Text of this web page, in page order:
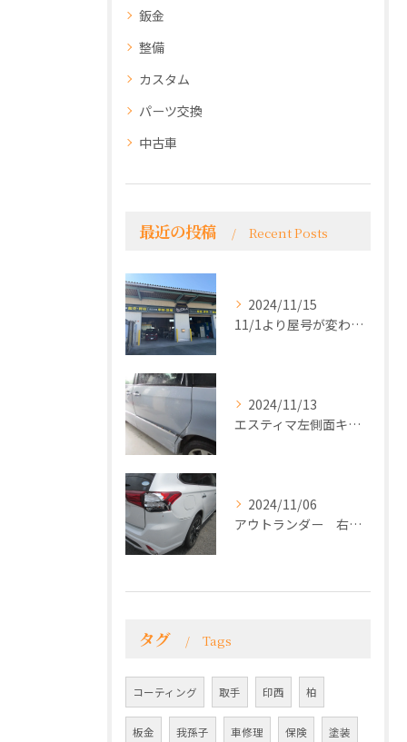
鈑金
整備
カスタム
パーツ交換
中古車
最近の投稿 Recent Posts
2024/11/15
11/1より屋号が変わり看板がかわりました！
2024/11/13
エスティマ左側面キズヘコミ修理
2024/11/06
アウトランダー 右リアフェンダー、バンパー修理
タグ Tags
コーティング 取手 印西 柏
板金 我孫子 車修理 保険 塗装